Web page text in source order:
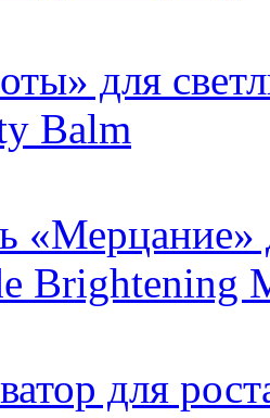
для
Balm
«Мерцание»
Brightening
для